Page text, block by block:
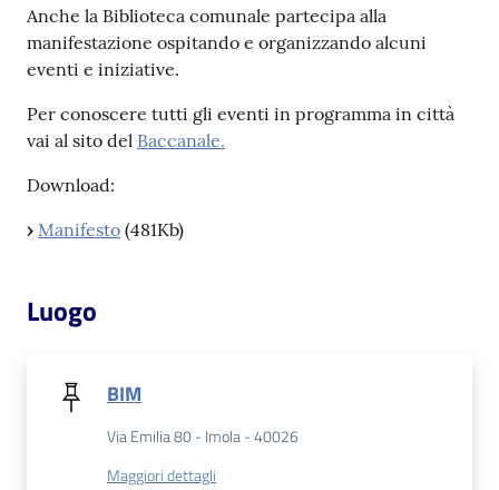
Patto
per
lettura
Seguici
Anche la Biblioteca comunale partecipa alla
manifestazione ospitando e organizzando alcuni
eventi e iniziative.
Per conoscere tutti gli eventi in programma in città
vai al sito del Baccanale.
Download:
› Manifesto (481Kb)
Luogo
BIM
Via Emilia 80 - Imola - 40026
Maggiori dettagli